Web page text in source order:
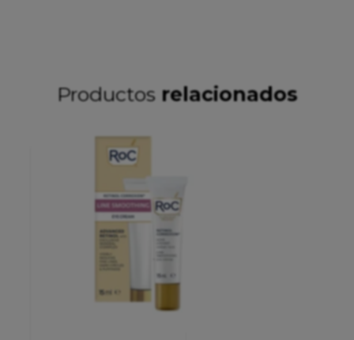
Productos relacionados